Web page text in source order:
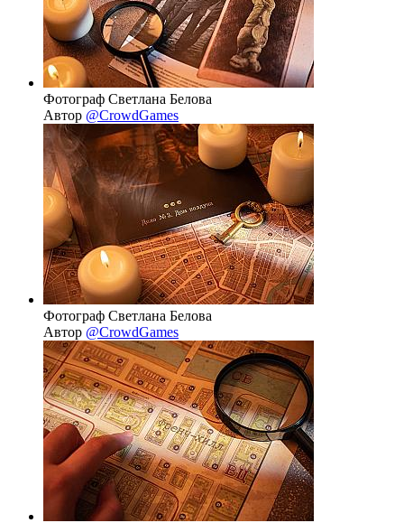
Фотограф Светлана Белова
Автор @CrowdGames
Фотограф Светлана Белова
Автор @CrowdGames